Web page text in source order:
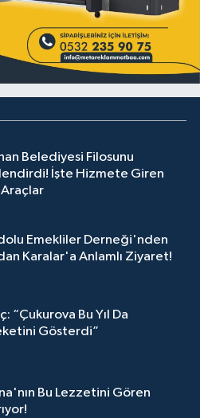
Belediyesi Filosunu
İşte Hizmete Giren
Araçlar
Emekliler Derneği'nden
Karalar'a Anlamlı Ziyaret!
“Çukurova Bu Yıl Da
Gösterdi”
Bu Lezzetini Gören